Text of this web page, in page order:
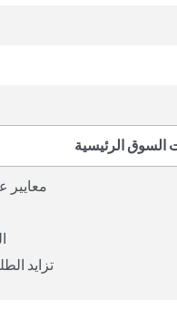
السوق الرئيسية
معايير
تزايد